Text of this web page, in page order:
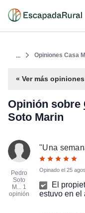
... Opiniones Casa
« Ver más opiniones
Opinión sobre
Soto Marin
Pedro
Soto
M... 1
opinión
"Una
Opinado el 25
El
estuvo en el